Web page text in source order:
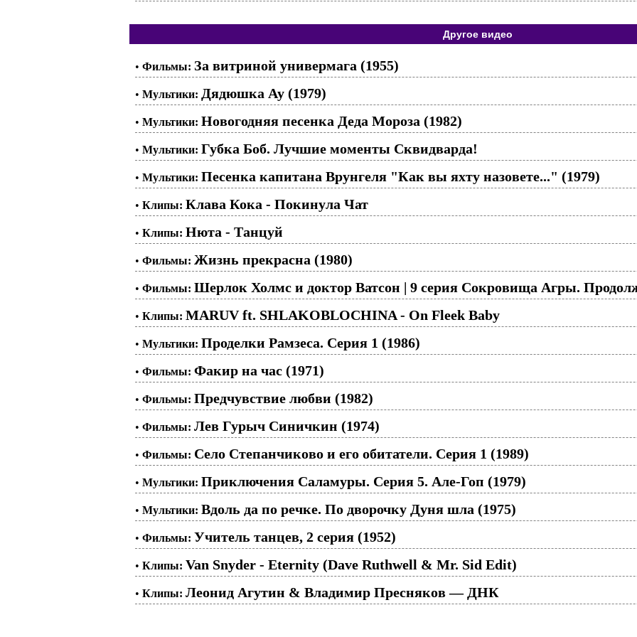
Другое видео
• Фильмы: За витриной универмага (1955)
• Мультики: Дядюшка Ау (1979)
• Мультики: Новогодняя песенка Деда Мороза (1982)
• Мультики: Губка Боб. Лучшие моменты Сквидварда!
• Мультики: Песенка капитана Врунгеля "Как вы яхту назовете..." (1979)
• Клипы: Клава Кока - Покинула Чат
• Клипы: Нюта - Танцуй
• Фильмы: Жизнь прекрасна (1980)
• Фильмы: Шерлок Холмс и доктор Ватсон | 9 серия Сокровища Агры.
• Клипы: MARUV ft. SHLAKOBLOCHINA - On Fleek Baby
• Мультики: Проделки Рамзеса. Серия 1 (1986)
• Фильмы: Факир на час (1971)
• Фильмы: Предчувствие любви (1982)
• Фильмы: Лев Гурыч Синичкин (1974)
• Фильмы: Село Степанчиково и его обитатели. Серия 1 (1989)
• Мультики: Приключения Саламуры. Серия 5. Але-Гоп (1979)
• Мультики: Вдоль да по речке. По дворочку Дуня шла (1975)
• Фильмы: Учитель танцев, 2 серия (1952)
• Клипы: Van Snyder - Eternity (Dave Ruthwell & Mr. Sid Edit)
• Клипы: Леонид Агутин & Владимир Пресняков — ДНК